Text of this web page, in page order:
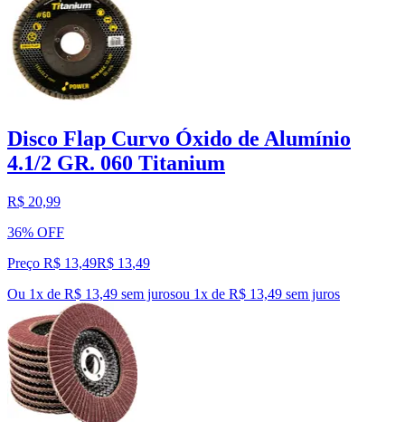
Disco Flap Curvo Óxido de Alumínio
4.1/2 GR. 060 Titanium
R$ 20,99
36% OFF
Preço R$ 13,49R$ 13,49
Ou 1x de R$ 13,49 sem jurosou 1x de R$ 13,49 sem juros